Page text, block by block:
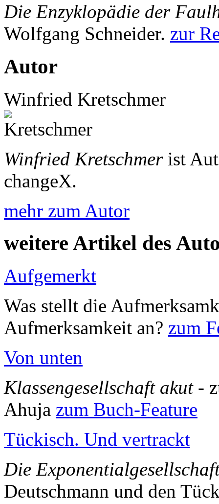
Die Enzyklopädie der
Wolfgang Schneider. zur
Autor
Winfried Kretschmer
Winfried Kretschmerist
changeX.
mehr zum Autor
weitere Artikel des
Aufgemerkt
Was stellt die
Aufmerksamkeit an? zum
Von unten
Klassengesellschaft akut-
Ahuja zum Buch-Feature
Tückisch. Und vertrackt
Die
Deutschmann und den